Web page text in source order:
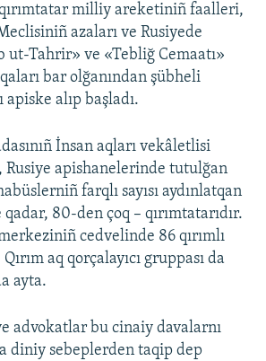
milliy areketiniñ faalleri,
azaları ve Rusiyede
ut-Tahrir» ve «Tebliğ Cemaatı»
bar olğanından şübheli
apiske alıp başladı.
İnsan aqları vekâletlisi
, Rusiye apishanelerinde tutulğan
farqlı sayısı aydınlatqan
80-den çoq – qırımtatarıdır.
cedvelinde 86 qırımlı
aq qorçalayıcı gruppası da
ayta.
advokatlar bu cinaiy davalarnı
diniy sebeplerden taqip dep